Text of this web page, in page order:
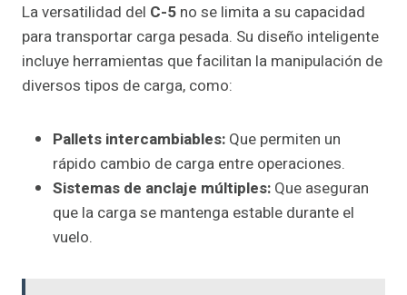
La versatilidad del C-5 no se limita a su capacidad
para transportar carga pesada. Su diseño inteligente
incluye herramientas que facilitan la manipulación de
diversos tipos de carga, como:
Pallets intercambiables: Que permiten un
rápido cambio de carga entre operaciones.
Sistemas de anclaje múltiples: Que aseguran
que la carga se mantenga estable durante el
vuelo.